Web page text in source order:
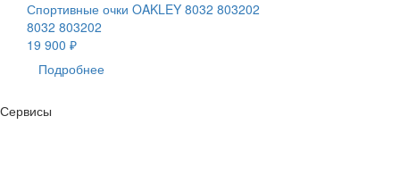
Спортивные очки OAKLEY 8032 803202
8032 803202
19 900 ₽
Подробнее
Сервисы